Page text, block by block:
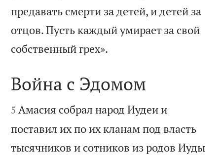
предавать смерти за детей, и детей за
отцов. Пусть каждый умирает за свой
собственный грех».

Война с Эдомом

5 Амасия собрал народ Иудеи и
поставил их по их кланам под власть
тысячников и сотников из родов Иуды